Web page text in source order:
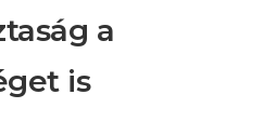
a
is